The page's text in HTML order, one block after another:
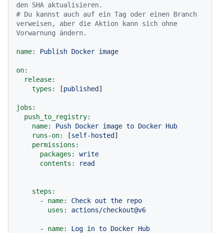
den SHA aktualisieren.
# Du kannst auch auf ein Tag oder einen Branch
verweisen, aber die Aktion kann sich ohne
Vorwarnung ändern.
name: Publish Docker image
on:
release:
types:
[published ]
jobs:
push_to_registry:
name:
Push Docker image to Docker Hub
runs-on:
[self-hosted ]
permissions:
packages:
write
contents:
read
steps:
-
name: Check out the
repo
uses:
actions/checkout@v6
- name: Log in to Docker Hub